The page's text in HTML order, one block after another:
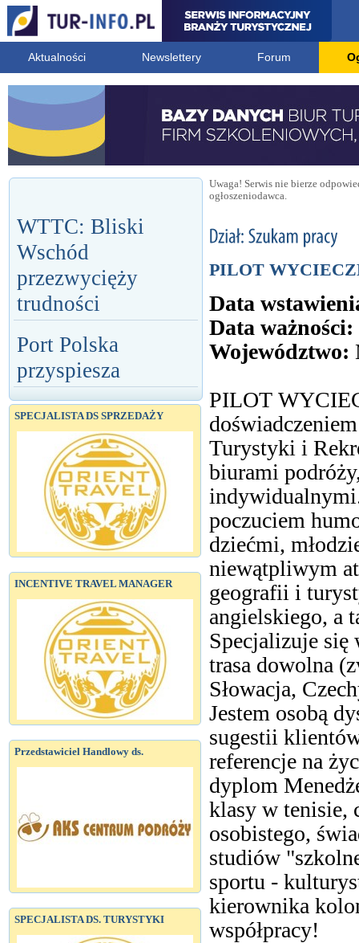
Aktualności Newslettery Forum
WTTC: Bliski
Wschód
przezwycięży
trudności
Port Polska
przyspiesza
SPECJALISTA DS SPRZEDAŻY
INCENTIVE TRAVEL MANAGER
Przedstawiciel Handlowy ds.
SPECJALISTA DS. TURYSTYKI
Uwaga! Serwis nie bierze
ogłoszeniodawca.
PILOT
Data
Data ważności:
Województwo:
PILOT
Turystyki i
biurami
poczuciem
dziećmi,
niewątpliwym
geografii i
angielskiego, a
Specjalizuje się
trasa dowolna
Słowacja,
Jestem osobą
sugestii
referencje na
dyplom
klasy w tenisie,
osobistego,
studiów
sportu -
kierownika
współpracy!